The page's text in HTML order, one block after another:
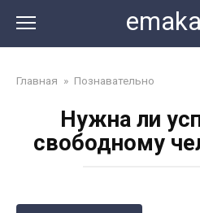
контенту
Главная » Познавательно
Нужна ли
свободному